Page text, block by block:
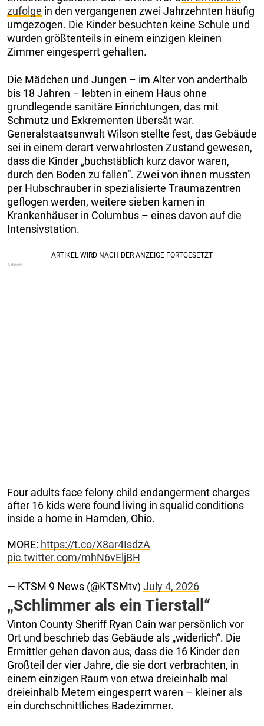
zufolge in den vergangenen zwei Jahrzehnten häufig
umgezogen. Die Kinder besuchten keine Schule und
wurden größtenteils in einem einzigen kleinen
Zimmer eingesperrt gehalten.
Die Mädchen und Jungen – im Alter von anderthalb
bis 18 Jahren – lebten in einem Haus ohne
grundlegende sanitäre Einrichtungen, das mit
Schmutz und Exkrementen übersät war.
Generalstaatsanwalt Wilson stellte fest, das Gebäude
sei in einem derart verwahrlosten Zustand gewesen,
dass die Kinder „buchstäblich kurz davor waren,
durch den Boden zu fallen“. Zwei von ihnen mussten
per Hubschrauber in spezialisierte Traumazentren
geflogen werden, weitere sieben kamen in
Krankenhäuser in Columbus – eines davon auf die
Intensivstation.
Four adults face felony child endangerment charges
after 16 kids were found living in squalid conditions
inside a home in Hamden, Ohio.
MORE: https://t.co/X8ar4IsdzA
pic.twitter.com/mhN6vEljBH
— KTSM 9 News (@KTSMtv) July 4, 2026
„Schlimmer als ein Tierstall“
Vinton County Sheriff Ryan Cain war persönlich vor
Ort und beschrieb das Gebäude als „widerlich“. Die
Ermittler gehen davon aus, dass die 16 Kinder den
Großteil der vier Jahre, die sie dort verbrachten, in
einem einzigen Raum von etwa dreieinhalb mal
dreieinhalb Metern eingesperrt waren – kleiner als
ein durchschnittliches Badezimmer.